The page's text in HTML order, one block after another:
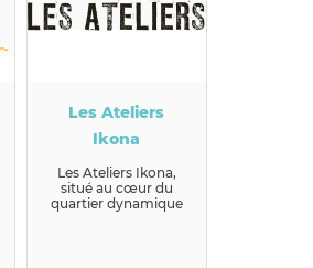
Les Ateliers
Ikona
Les Ateliers Ikona,
situé au cœur du
quartier dynamique